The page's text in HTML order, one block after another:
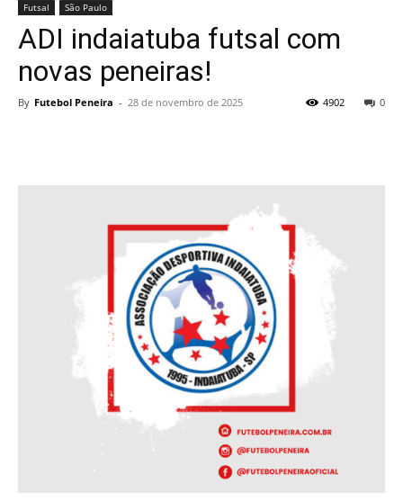
Futsal São Paulo
ADI indaiatuba futsal com
novas peneiras!
By Futebol Peneira - 28 de novembro de 2025 0
4902